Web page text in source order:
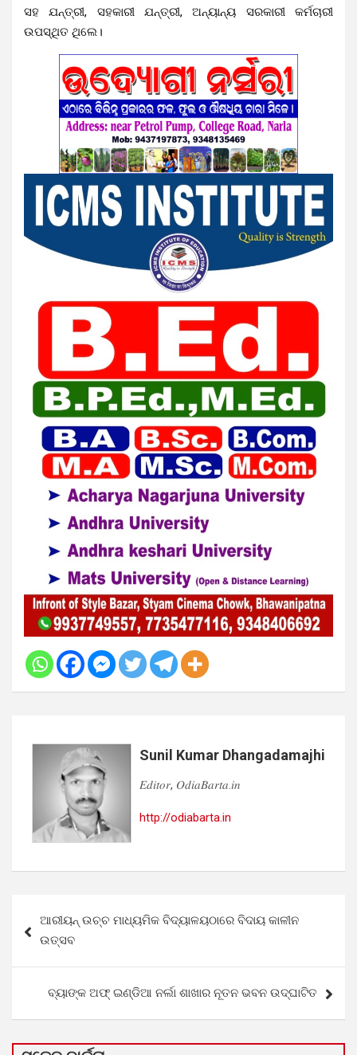
ସହ ଯନ୍ତ୍ରୀ, ସହକାରୀ ଯନ୍ତ୍ରୀ, ଅନ୍ୟାନ୍ୟ ସରକାରୀ କର୍ମଚାରୀ
ଉପସ୍ଥିତ ଥିଲେ।
Sunil Kumar Dhangadamajhi
𝐸𝑑𝑖𝑡𝑜𝑟, 𝑂𝑑𝑖𝑎𝐵𝑎𝑟𝑡𝑎.𝑖𝑛
http://odiabarta.in
navigation
ଆରୀୟନ୍ ଉଚ୍ଚ ମାଧ୍ୟମିକ ବିଦ୍ୟାଳୟଠାରେ ବିଦାୟ କାଳୀନ
ଉତ୍ସବ
ବ୍ୟାଙ୍କ ଅଫ୍ ଇଣ୍ଡିଆ ନର୍ଲା ଶାଖାର ନୂତନ ଭବନ ଉଦ୍ଘାଟିତ